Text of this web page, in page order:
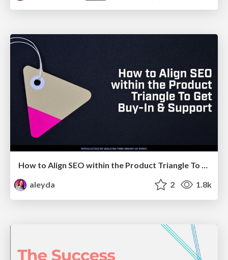
aleyda
2 1.8k